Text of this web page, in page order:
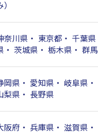
）
奈川県 ・ 東京都・ 千葉県
・ 茨城県 ・ 栃木県 ・ 群
岡県 ・ 愛知県 ・ 岐阜県 ・
梨県 ・ 長野県
阪府 ・ 兵庫県 ・ 滋賀県 ・